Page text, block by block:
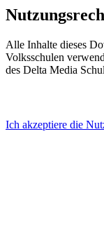
Alle Inhalte dieses
Volksschulen
des Delta Media
Ich akzeptiere die